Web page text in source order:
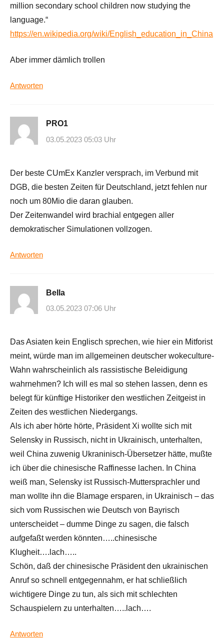
million secondary school children now studying the
language.“
https://en.wikipedia.org/wiki/English_education_in_China
Aber immer dämlich trollen
Antworten
PRO1
03.05.2023 05:03 Uhr
Der beste CUmEx Kanzler versprach, im Verbund mit
DGB, die besten Zeiten für Deutschland, jetzt fehlen nur
noch um 80Mio die daran glauben.
Der Zeitenwandel wird brachial entgegen aller
demokratischer Simulationen vollzogen.
Antworten
Bella
03.05.2023 07:06 Uhr
Das Asiaten kein Englisch sprechen, wie hier ein Mitforist
meint, würde man im allgemeinen deutscher wokeculture-
Wahn wahrscheinlich als rassistische Beleidigung
wahrnehmen? Ich will es mal so stehen lassen, denn es
belegt für künftige Historiker den westlichen Zeitgeist in
Zeiten des westlichen Niedergangs.
Als ich aber hörte hörte, Präsident Xi wollte sich mit
Selensky in Russisch, nicht in Ukrainisch, unterhalten,
weil China zuwenig Ukraninisch-Übersetzer hätte, mußte
ich über die chinesische Raffinesse lachen. In China
weiß man, Selensky ist Russisch-Muttersprachler und
man wollte ihn die Blamage ersparen, in Ukrainisch – das
sich vom Russischen wie Deutsch von Bayrisch
unterscheidet – dumme Dinge zu sagen, die falsch
aufgefaßt werden könnten…..chinesische
Klugheit….lach…..
Schön, daß der chinesische Präsident den ukrainischen
Anruf so schnell entgegennahm, er hat schließlich
wichtigere Dinge zu tun, als sich mit schlechten
Schauspielern zu unterhalten…..lach….
Antworten